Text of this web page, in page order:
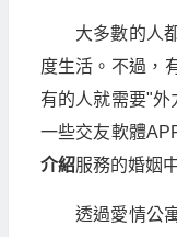
大多數的人
度生活。不過，
有的人就需要"
一些交友軟體
介紹服務的婚姻
透過愛情公